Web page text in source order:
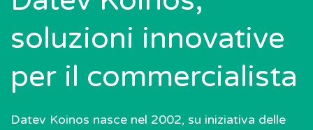
soluzioni innovative
per il commercialista
Datev Koinos nasce nel 2002, su iniziativa delle